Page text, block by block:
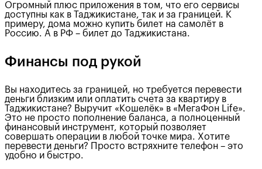
Огромный плюс приложения в том, что его сервисы
доступны как в Таджикистане, так и за границей. К
примеру, дома можно купить билет на самолёт в
Россию. А в РФ – билет до Таджикистана.
Финансы под рукой
Вы находитесь за границей, но требуется перевести
деньги близким или оплатить счета за квартиру в
Таджикистане? Выручит «Кошелёк» в «МегаФон Life».
Это не просто пополнение баланса, а полноценный
финансовый инструмент, который позволяет
совершать операции в любой точке мира. Хотите
перевести деньги? Просто встряхните телефон – это
удобно и быстро.